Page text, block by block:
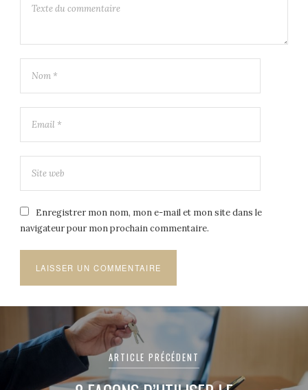
Enregistrer mon nom, mon e-mail et mon site dans le
navigateur pour mon prochain commentaire.
Navigation
de
l’article
ARTICLE PRÉCÉDENT